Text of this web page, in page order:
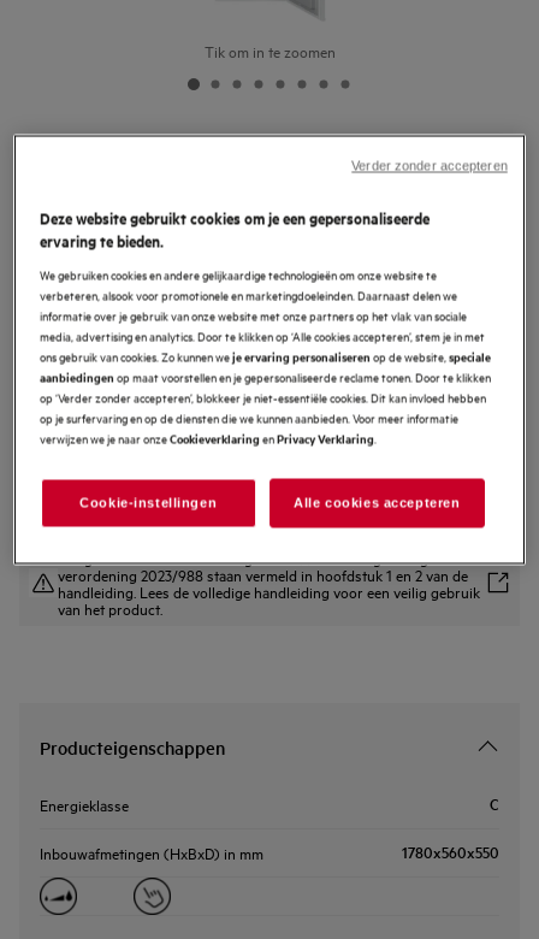
Tik om in te zoomen
vriescombinatie inbouw 178 cm
4.8 (9)
EU productinformatieblad
Productvoordelen
MultiChill 0° – flexibel in te stellen, precies zoals jij het wilt
Bewaring van voedsel op maat met regelbare MultiChill 0°-lade.
Cooling 360° - actieve luchtcirculatie beschermt voedsel in elke hoek.
Veiligheidsinstructies en veiligheidswaarschuwingen volgens EU-
verordening 2023/988 staan vermeld in hoofdstuk 1 en 2 van de
handleiding. Lees de volledige handleiding voor een veilig gebruik
van het product.
Producteigenschappen
Energieklasse C
Inbouwafmetingen (HxBxD) in mm 1780x560x550
Deze website gebruikt cookies om je een gepersonaliseerde
ervaring te bieden.
We gebruiken cookies en andere gelijkaardige technologieën om onze website te
verbeteren, alsook voor promotionele en marketingdoeleinden. Daarnaast delen we
informatie over je gebruik van onze website met onze partners op het vlak van sociale
media, advertising en analytics. Door te klikken op ‘Alle cookies accepteren’, stem je in met
ons gebruik van cookies. Zo kunnen weje ervaring personaliseren op de website,speciale
aanbiedingen op maat voorstellen en je gepersonaliseerde reclame tonen. Door te klikken
op ‘Verder zonder accepteren’, blokkeer je niet-essentiële cookies. Dit kan invloed hebben
op je surfervaring en op de diensten die we kunnen aanbieden. Voor meer informatie
verwijzen we je naar onzeCookieverklaringenPrivacy Verklaring.
Cookie-instellingen Alle cookies accepteren
Verder zonder accepteren